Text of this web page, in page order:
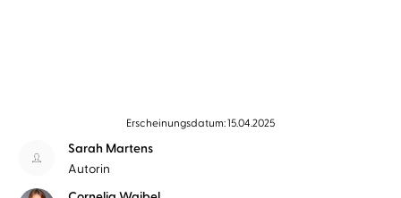
Erscheinungsdatum: 15.04.2025
Sarah Martens
Autorin